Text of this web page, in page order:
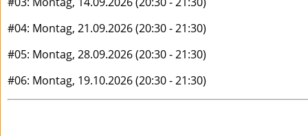
#04: Montag, 21.09.2026 (20:30 - 21:30)
#05: Montag, 28.09.2026 (20:30 - 21:30)
#06: Montag, 19.10.2026 (20:30 - 21:30)